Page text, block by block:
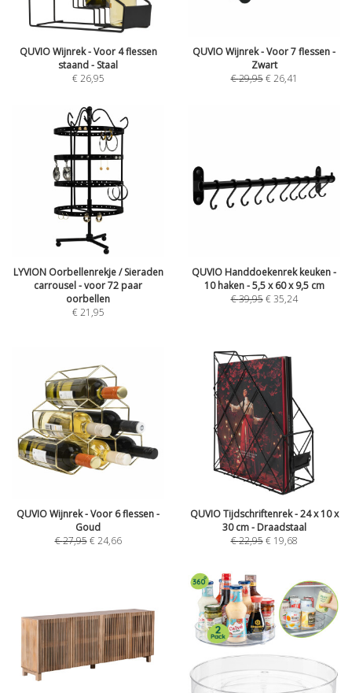
QUVIO Wijnrek - Voor 4 flessen
staand - Staal
€26,95
QUVIO Wijnrek - Voor 7 flessen -
Zwart
€29,95 €26,41
LYVION Oorbellenrekje / Sieraden
carrousel - voor 72 paar
oorbellen
€21,95
QUVIO Handdoekenrek keuken -
10 haken - 5,5 x 60 x 9,5 cm
€39,95 €35,24
QUVIO Wijnrek - Voor 6 flessen -
Goud
€27,95 €24,66
QUVIO Tijdschriftenrek - 24 x 10 x
30 cm - Draadstaal
€22,95 € 19,68